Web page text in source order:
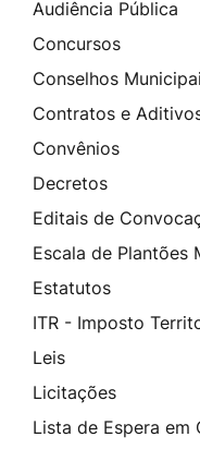
Audiência Pública
Concursos
Conselhos
Contratos e
Convênios
Decretos
Editais de
Escala de Plantões
Estatutos
ITR - Imposto
Leis
Licitações
Lista de Espera em